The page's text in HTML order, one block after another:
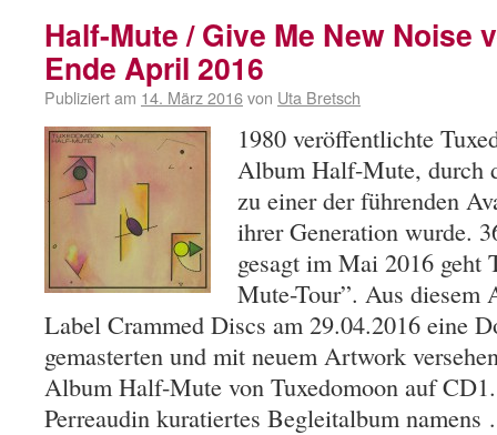
Half-Mute / Give Me New Noise
Ende April 2016
Publiziert am 14. März 2016von Uta Bretsch
1980 veröffentlichte
Album Half-Mute, durch
zu einer der führenden
ihrer Generation wurde.
gesagt im Mai 2016 geht
Mute-Tour”. Aus diesem
Label Crammed Discs am 29.04.2016 eine
gemasterten und mit neuem Artwork
Album Half-Mute von Tuxedomoon auf
Perreaudin kuratiertes Begleitalbum